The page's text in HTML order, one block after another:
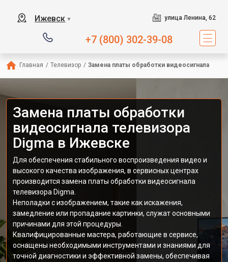
Ижевск ▼ улица Ленина, 62
+7 (800) 302-39-08
Главная / Телевизор / Замена платы обработки видеосигнала
Замена платы обработки
видеосигнала телевизора
Digma в Ижевске
Для обеспечения стабильного воспроизведения видео и
высокого качества изображения, в сервисных центрах
производится замена платы обработки видеосигнала
телевизора Digma.
Неполадки с изображением, такие как искажения,
замедление или пропадание картинки, служат основными
причинами для этой процедуры.
Квалифицированные мастера, работающие в сервисе,
оснащены необходимыми инструментами и знаниями для
точной диагностики и эффективной замены, обеспечивая